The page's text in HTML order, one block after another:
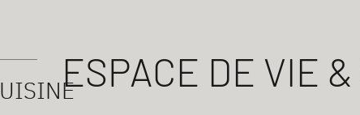
ESPACE DE VIE